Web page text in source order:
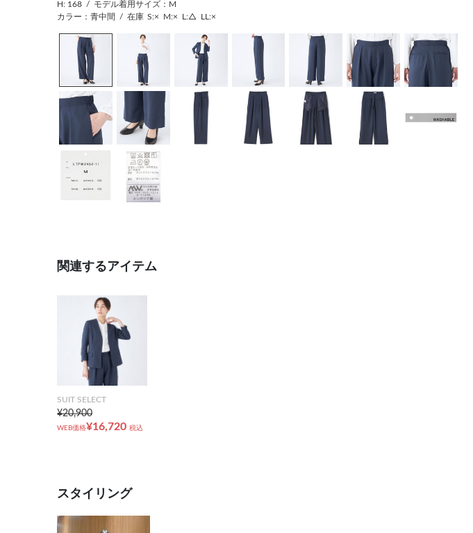
H: 168 / モデル着用サイズ：M
カラー：青中間
/ 在庫 S:× M:× L:△ LL:×
関連するアイテム
SUIT SELECT
¥20,900
WEB価格¥16,720 税込
スタイリング